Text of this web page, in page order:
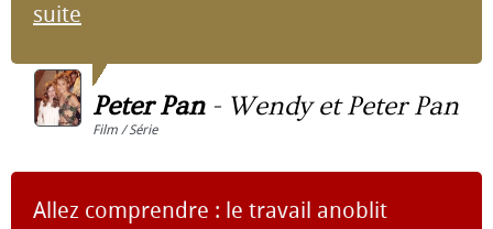
suite
Peter Pan- Wendy et Peter Pan
Film / Série
Allez comprendre : le travail anoblit